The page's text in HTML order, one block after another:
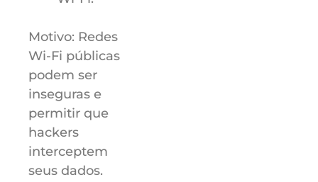
Motivo: Redes
Wi-Fi públicas
podem ser
inseguras e
permitir que
hackers
interceptem
seus dados.